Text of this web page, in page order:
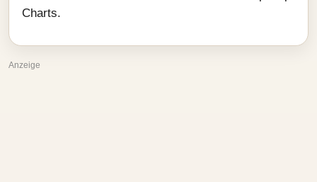
Charts.
Anzeige